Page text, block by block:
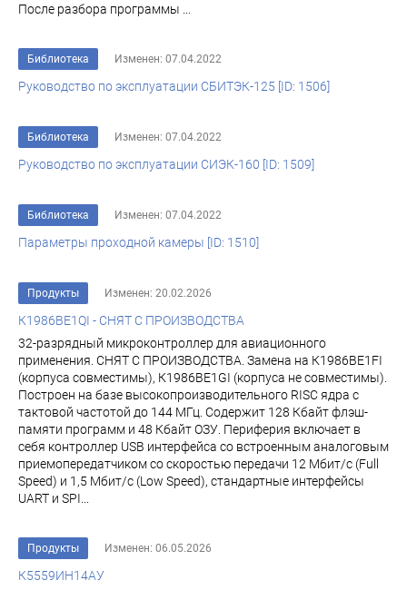
После разбора программы ...
Библиотека Изменен: 07.04.2022
Руководство по эксплуатации СБИТЭК-125 [ID: 1506]
Библиотека Изменен: 07.04.2022
Руководство по эксплуатации СИЭК-160 [ID: 1509]
Библиотека Изменен: 07.04.2022
Параметры проходной камеры [ID: 1510]
Продукты Изменен: 20.02.2026
К1986ВЕ1QI - СНЯТ С ПРОИЗВОДСТВА
32-разрядный микроконтроллер для авиационного
применения. СНЯТ С ПРОИЗВОДСТВА. Замена на К1986ВЕ1FI
(корпуса совместимы), К1986ВЕ1GI (корпуса не совместимы).
Построен на базе высокопроизводительного RISC ядра с
тактовой частотой до 144 МГц. Содержит 128 Кбайт флэш-
памяти программ и 48 Кбайт ОЗУ. Периферия включает в
себя контроллер USB интерфейса со встроенным аналоговым
приемопередатчиком со скоростью передачи 12 Мбит/с (Full
Speed) и 1,5 Мбит/с (Low Speed), стандартные интерфейсы
UART и SPI...
Продукты Изменен: 06.05.2026
К5559ИН14АУ